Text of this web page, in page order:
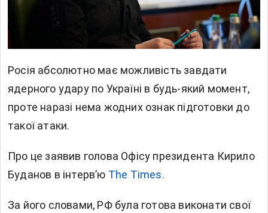
Росія абсолютно має можливість завдати
ядерного удару по Україні в будь-який момент,
проте наразі нема жодних ознак підготовки до
такої атаки.
Про це заявив голова Офісу президента Кирило
Буданов в інтерв’ю The Times.
За його словами, РФ була готова виконати свої